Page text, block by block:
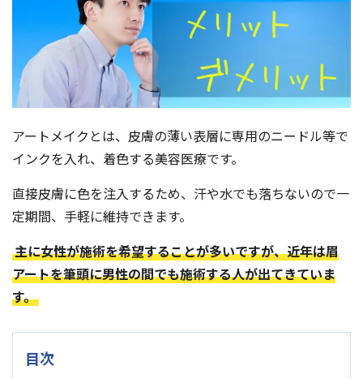
Web予約
お電話：
大阪堺筋本町店：06-6271-1150
京都四条烏丸店：075-746-6013
受付時間 12：00～21：00（不定休）
アートメイクとは、皮膚の薄い表層に専用のニードル等で
インクを入れ、着色する美容医療です。
直接皮膚に色を注入するため、汗や水でも落ちないので一
定期間、手軽に維持できます。
主に女性が施術を希望することが多いですが、近年は眉
アートを筆頭に男性の間でも施術する人が出てきていま
す。
目次